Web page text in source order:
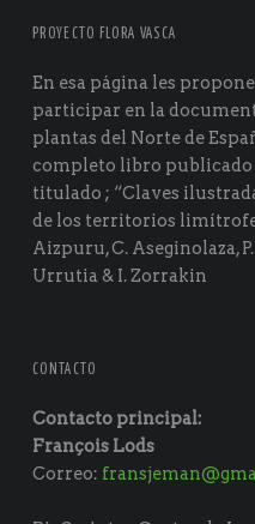
PROYECTO FLORA VASCA
En esa página les
participar en la
plantas del Norte de
completo libro publicado
titulado ; “Claves
de los territorios
Aizpuru, C. Aseginolaza,
Urrutia & I. Zorrakin
CONTACTO
Contacto principal:
François Lods
Correo: